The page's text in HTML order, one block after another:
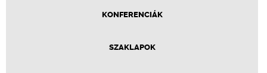
KONFERENCIÁK
SZAKLAPOK